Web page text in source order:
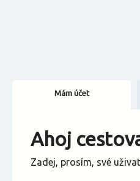
Mám účet
Ahoj
Zadej, prosím, své